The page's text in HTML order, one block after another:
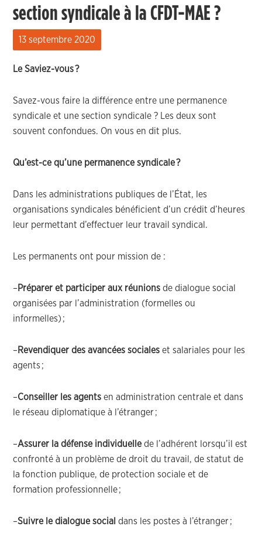
section syndicale à la CFDT-MAE ?
13 septembre 2020
Le Saviez-vous ?
Savez-vous faire la différence entre une permanence
syndicale et une section syndicale ? Les deux sont
souvent confondues. On vous en dit plus.
Qu’est-ce qu’une permanence syndicale?
Dans les administrations publiques de l’État, les
organisations syndicales bénéficient d’un crédit d’heures
leur permettant d’effectuer leur travail syndical.
Les permanents ont pour mission de :
– Préparer et participer aux réunionsde dialogue social
organisées par l’administration (formelles ou
informelles) ;
– Revendiquer des avancées sociales etsalariales pour les
agents ;
–Conseiller les agents en administration centrale et dans
le réseau diplomatique à l’étranger;
–Assurer la défense individuellede l’adhérent lorsqu’il est
confronté à un problème de droit du travail, de statut de
la fonction publique, de protection sociale et de
formation professionnelle;
–Suivre le dialogue social dans les postes à l’étranger;